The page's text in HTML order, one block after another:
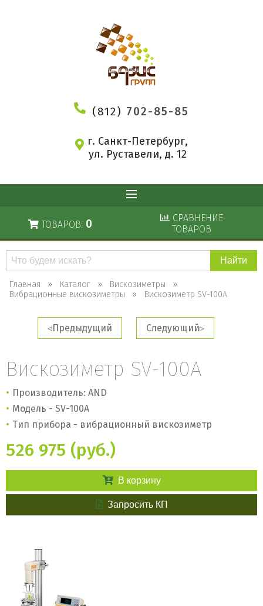
(812) 702-85-85
г. Санкт-Петербург,
ул. Руставели, д. 12
ТОВАРОВ: 0
СРАВНЕНИЕ
ТОВАРОВ
Поиск
каталогу
Главная Каталог
Вискозиметры
Вибрационные вискозиметры
Вискозиметр SV-100A
Предыдущий Следующий
Вискозиметр SV-100A
Производитель: AND
​Модель - SV-100А
Тип прибора - вибрационный вискозиметр​
526 975 (руб.)
В корзину
Запросить КП